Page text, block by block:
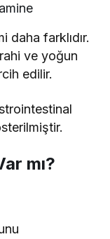
daha farklıdır.
ve yoğun
edilir.
mı?